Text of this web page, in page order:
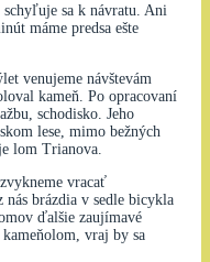
schyľuje sa k návratu. Ani
máme predsa ešte
venujeme návštevám
kameň. Po opracovaní
schodisko. Jeho
lese, mimo bežných
lom Trianova.
vracať
brázdia v sedle bicykla
ďalšie zaujímavé
vraj by sa